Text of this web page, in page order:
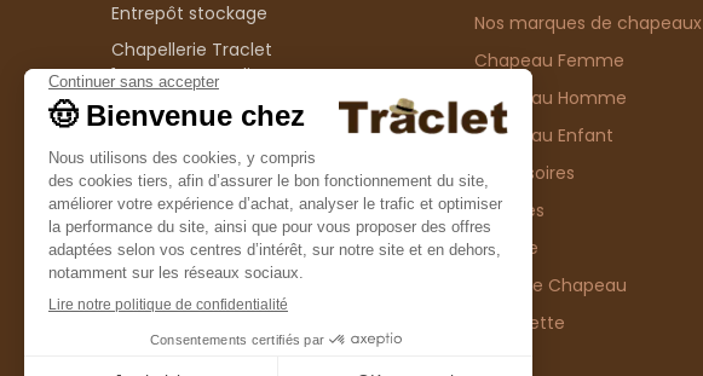
Entrepôt stockage
Chapellerie Traclet
14 Impasse Bardin
42300 Roanne
contact@chapellerie-traclet.com
Boutique
Chapellerie Traclet
4 rue de Cadore
42300 Roanne
Nos marques de chapeaux
Chapeau Femme
Chapeau Homme
Chapeau Enfant
Accessoires
Thèmes
Matière
Type de Chapeau
Casquette